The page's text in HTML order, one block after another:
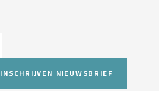
INSCHRIJVEN NIEUWSBRIEF